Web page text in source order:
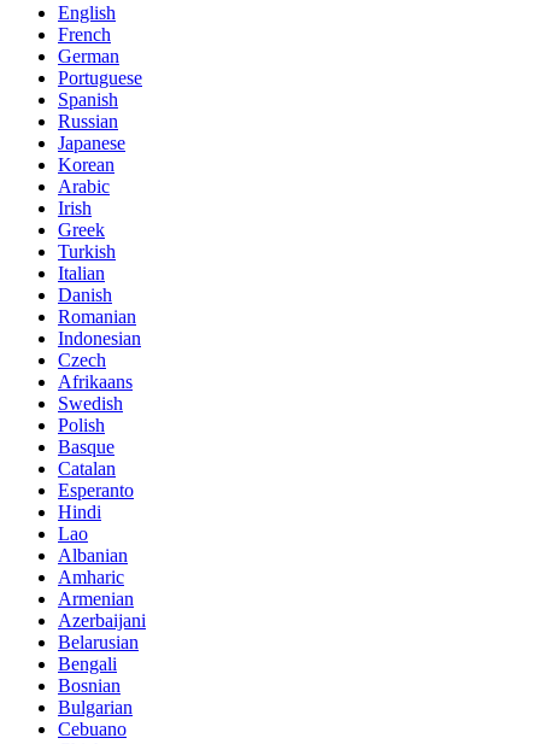
English
French
German
Portuguese
Spanish
Russian
Japanese
Korean
Arabic
Irish
Greek
Turkish
Italian
Danish
Romanian
Indonesian
Czech
Afrikaans
Swedish
Polish
Basque
Catalan
Esperanto
Hindi
Lao
Albanian
Amharic
Armenian
Azerbaijani
Belarusian
Bengali
Bosnian
Bulgarian
Cebuano